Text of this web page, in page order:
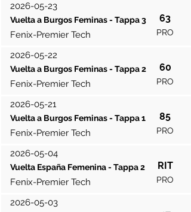
2026-05-23
Vuelta a Burgos Feminas - Tappa 3 63
Fenix-Premier Tech PRO
2026-05-22
Vuelta a Burgos Feminas - Tappa 2 60
Fenix-Premier Tech PRO
2026-05-21
Vuelta a Burgos Feminas - Tappa 1 85
Fenix-Premier Tech PRO
2026-05-04
Vuelta España Femenina - Tappa 2 RIT
Fenix-Premier Tech PRO
2026-05-03